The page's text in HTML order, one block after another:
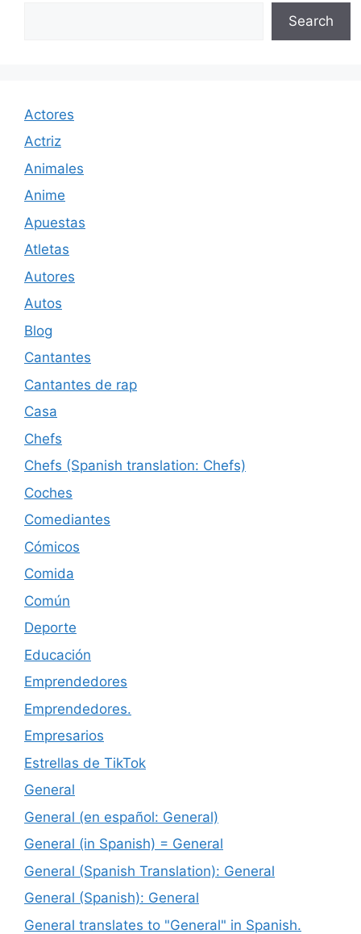
Search
Actores
Actriz
Animales
Anime
Apuestas
Atletas
Autores
Autos
Blog
Cantantes
Cantantes de rap
Casa
Chefs
Chefs (Spanish translation: Chefs)
Coches
Comediantes
Cómicos
Comida
Común
Deporte
Educación
Emprendedores
Emprendedores.
Empresarios
Estrellas de TikTok
General
General (en español: General)
General (in Spanish) = General
General (Spanish Translation): General
General (Spanish): General
General translates to "General" in Spanish.